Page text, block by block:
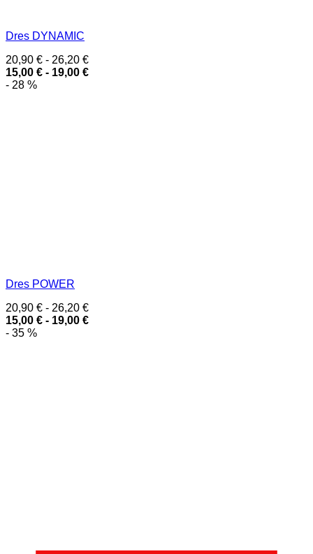
Dres DYNAMIC
20,90 € - 26,20 €
15,00 € - 19,00 €
- 28 %
Dres POWER
20,90 € - 26,20 €
15,00 € - 19,00 €
- 35 %